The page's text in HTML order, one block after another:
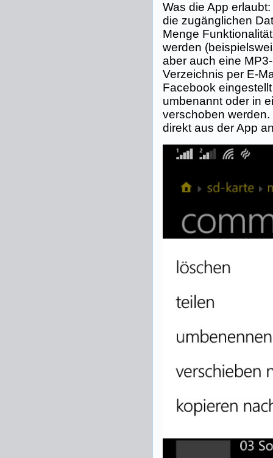
Was die App
die zugänglichen
Menge
werden
aber auch eine
Verzeichnis per E-
Facebook
umbenannt oder in
verschoben
direkt aus der App